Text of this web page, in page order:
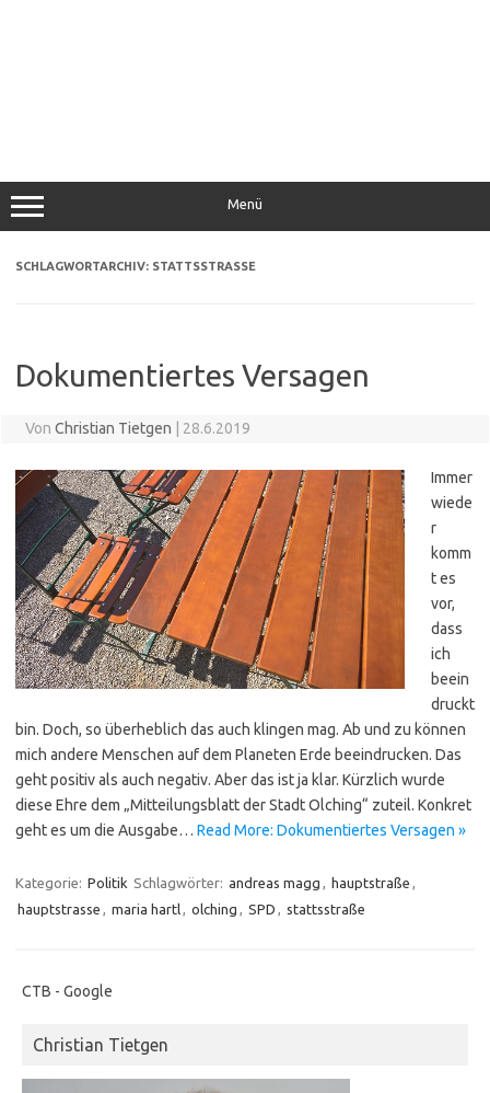
Menü
SCHLAGWORTARCHIV: STATTSSTRASSE
Dokumentiertes Versagen
Von Christian Tietgen | 28.6.2019
Immer
wiede
r
komm
t es
vor,
dass
ich
beein
druckt
bin. Doch, so überheblich das auch klingen mag. Ab und zu können
mich andere Menschen auf dem Planeten Erde beeindrucken. Das
geht positiv als auch negativ. Aber das ist ja klar. Kürzlich wurde
diese Ehre dem „Mitteilungsblatt der Stadt Olching“ zuteil. Konkret
geht es um die Ausgabe… Read More: Dokumentiertes Versagen »
Kategorie: Politik Schlagwörter: andreas magg hauptstraße
hauptstrasse
maria hartl olching SPD stattsstraße
CTB - Google
Christian Tietgen